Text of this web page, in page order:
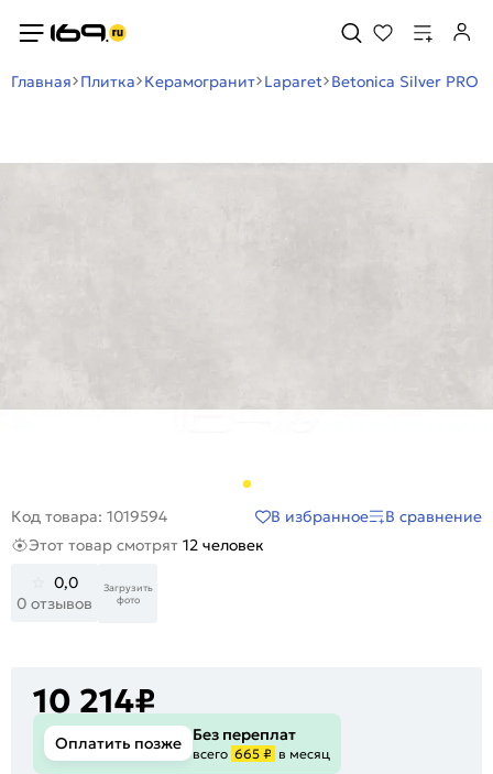
Главная Плитка Керамогранит Laparet Betonica Silver PRO
Код товара: 1019594 В избранное
В сравнение
Этот товар смотрят 12 человек
0,0
0 отзывов
Загрузить
фото
10 214₽
Оплатить позже Без переплат
всего 665 ₽ в месяц